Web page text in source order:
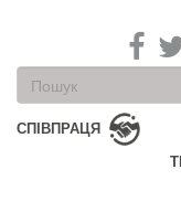
Пошукова
форма
Пошук
СПІВПРАЦЯ